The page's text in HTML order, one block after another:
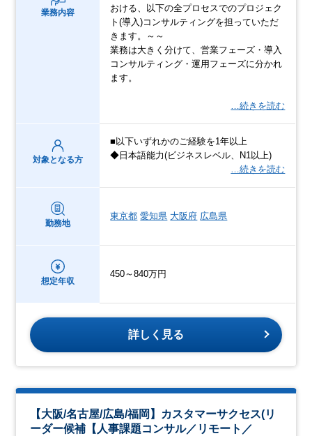
業務内容
おける、以下の全プロセスでのプロジェク
ト(導入)コンサルティングを担っていただ
きます。～～
業務は大きく分けて、営業フェーズ・導入
コンサルティング・運用フェーズに分かれ
ます。
…続きを読む
対象となる方
■以下いずれかのご経験を1年以上
◆日本語能力(ビジネスレベル、N1以上)
…続きを読む
勤務地
東京都 愛知県 大阪府 広島県
想定年収
450～840万円
詳しく見る
【大阪/名古屋/広島/福岡】カスタマーサクセス(リ
ーダー候補【人事課題コンサル／リモート／